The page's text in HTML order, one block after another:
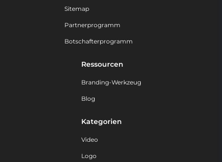
Sitemap
Partnerprogramm
Botschafterprogramm
Ressourcen
Branding-Werkzeug
Blog
Kategorien
Video
Logo